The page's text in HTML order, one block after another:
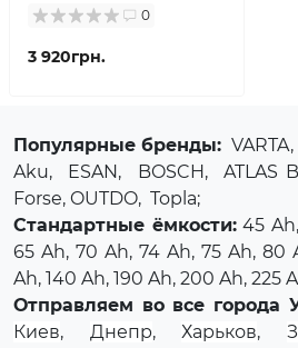
0
3 920грн.
Популярные бренды: VARTA,
Aku, ESAN, BOSCH,ATLAS
Forse, OUTDO, Topla;
Стандартные ёмкости:45
65 Ah, 70 Ah, 74 Ah, 75 Ah, 80
Ah, 140 Ah, 190 Ah, 200 Ah, 225
Отправляем во все города
Киев, Днепр, Харьков,